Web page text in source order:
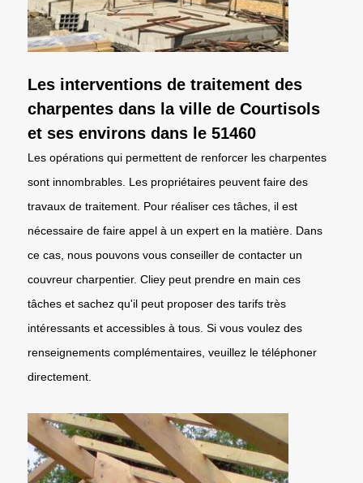
Les interventions de traitement des
charpentes dans la ville de Courtisols
et ses environs dans le 51460
Les opérations qui permettent de renforcer les charpentes
sont innombrables. Les propriétaires peuvent faire des
travaux de traitement. Pour réaliser ces tâches, il est
nécessaire de faire appel à un expert en la matière. Dans
ce cas, nous pouvons vous conseiller de contacter un
couvreur charpentier. Cliey peut prendre en main ces
tâches et sachez qu'il peut proposer des tarifs très
intéressants et accessibles à tous. Si vous voulez des
renseignements complémentaires, veuillez le téléphoner
directement.